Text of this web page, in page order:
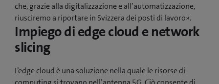
che, grazie alla digitalizzazione e all’automatizzazione,
riusciremo a riportare in Svizzera dei posti di lavoro».
Impiego di edge cloud e network
slicing
L’edge cloud è una soluzione nella quale le risorse di